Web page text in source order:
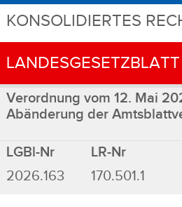
KONSOLIDIERTES
LANDESGESETZBLATT
Verordnung vom 12. Mai
Abänderung der
LGBl-Nr
LR-Nr
2026.163
170.501.1